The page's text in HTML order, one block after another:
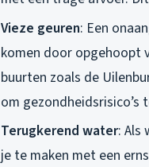
Vieze geuren: Een
komen door opgehoopt
buurten zoals de
om gezondheidsrisico’s
Terugkerend water: Als
je te maken met een